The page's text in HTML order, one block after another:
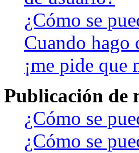
¿Cómo se
Cuando hago
¡me pide que
Publicación de
¿Cómo se
¿Cómo se